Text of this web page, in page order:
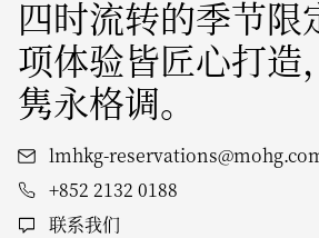
四时流转的季节限
项体验皆匠心打造
隽永格调。
lmhkg-
+852 2132 0188
联系我们